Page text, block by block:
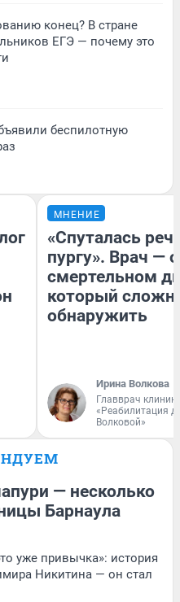
конец? В стране
ЕГЭ — почему это
беспилотную
МНЕНИЕ
«Спуталась
пургу». Врач — о
смертельном
который
обнаружить
Ирина Волкова
Главврач
«Реабилитация
Волковой»
— несколько
Барнаула
уже привычка»: история
Никитина — он стал